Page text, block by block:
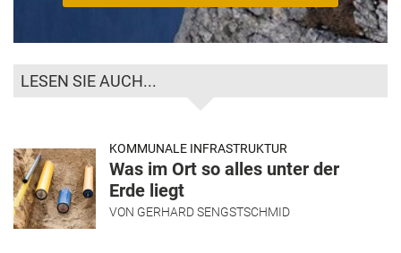
LESEN SIE AUCH...
KOMMUNALE INFRASTRUKTUR
Was im Ort so alles unter der
Erde liegt
VON GERHARD SENGSTSCHMID